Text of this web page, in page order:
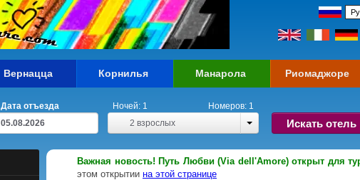
Вернацца Корнилья Манарола Риомаджоре
Дата отъезда
2 взрослых
Ночей: 1 Номеров: 1
Искать отель
Важная новость! Путь Любви (Via dell'Amore) открыт для
этом открытии на этой странице